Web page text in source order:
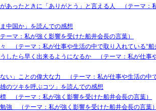
あったときに「ありがとう」と言える人 （テーマ：
ま中国か」を読んでの感想
ーマ：私が強く影響を受けた船井会長の言葉）
（テーマ：私が仕事や生活の中で取り入れている“船
したら早く出来るようになるか （テーマ：私が仕事
ない」ことの偉大な力 （テーマ：私が仕事や生活の中
雄のツキを呼ぶコツ」を読んでの感想
（テーマ：私が強く影響を受けた船井会長の言葉）
強 （テーマ：私が強く影響を受けた船井会長の言葉）